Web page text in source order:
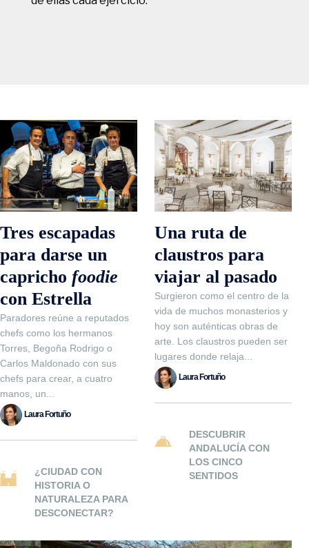
Tres escapadas
para darse un
capricho foodie
con Estrella
Paradores reúne a reputados
chefs como los hermanos
Torres, Begoña Rodrigo o
Carlos Maldonado con sus
chefs para crear, a cuatro
manos, un...
Laura Fortuño
Una ruta de
claustros para
viajar al pasado
Surgieron como el centro de la
vida de muchos monasterios y
hoy son auténticas obras de
arte. Los claustros pueden ser
lugares donde relaja...
Laura Fortuño